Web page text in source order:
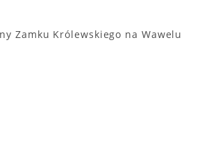
Zamku Królewskiego na Wawelu